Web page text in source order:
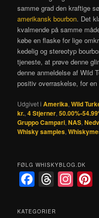
samme grad den kraftige
amerikansk bourbon. Det
kvalmende på samme
købe en flaske for lige
kedelig og stereotyp
tjeneste, at prøve denne
denne anmeldelse af Wild
positiv overraskelse, for
Udgivet i Amerika,Wild
kr.,4 Stjerner,50.00%-
Gruppo Campari,NAS,
Whisky samples,
FØLG WHISKYBLOG.DK
c
r
KATEGORIER